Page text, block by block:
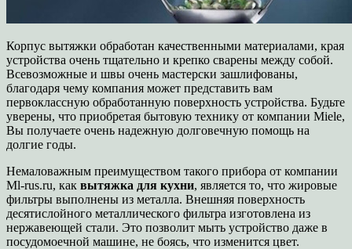
Корпус вытяжки обработан качественными материалами, края
устройства очень тщательно и крепко сварены между собой.
Всевозможные и швы очень мастерски зашлифованы,
благодаря чему компания может представить вам
первоклассную обработанную поверхность устройства. Будьте
уверены, что приобретая бытовую технику от компании Miele,
Вы получаете очень надежную долговечную помощь на
долгие годы.
Немаловажным преимуществом такого прибора от компании
Ml-rus.ru, как вытяжка для кухни, является то, что жировые
фильтры выполнены из металла. Внешняя поверхность
десятислойного металлического фильтра изготовлена из
нержавеющей стали. Это позволит мыть устройство даже в
посудомоечной машине, не боясь, что изменится цвет.